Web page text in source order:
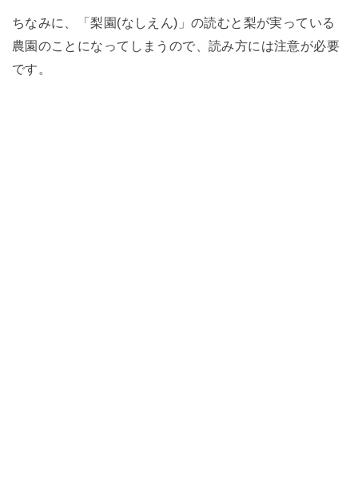
ちなみに、「梨園(なしえん)」の読むと梨が実っている
農園のことになってしまうので、読み方には注意が必要
です。